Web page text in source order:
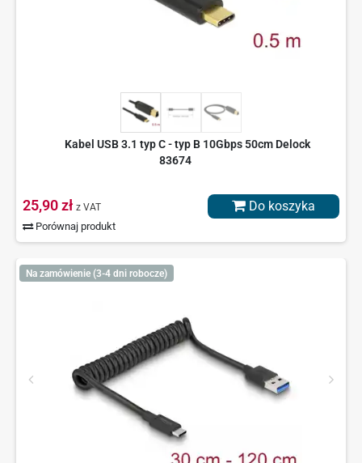
Kabel USB 3.1 typ C - typ B 10Gbps 50cm Delock
83674
25,90 zł z VAT
Porównaj produkt
Do koszyka
Na zamówienie (3-4 dni robocze)